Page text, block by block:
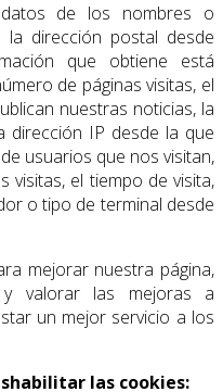
de los nombres o
dirección postal desde
que obtiene está
de páginas visitas, el
nuestras noticias, la
dirección IP desde la que
usuarios que nos visitan,
visitas, el tiempo de visita,
o tipo de terminal desde
mejorar nuestra página,
y valorar las mejoras a
un mejor servicio a los
las cookies: